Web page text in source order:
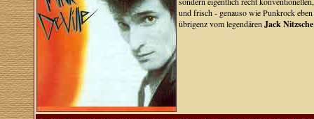
und frisch - genauso wie Punkrock
übrigenz vom legendären Jack Nitzsche